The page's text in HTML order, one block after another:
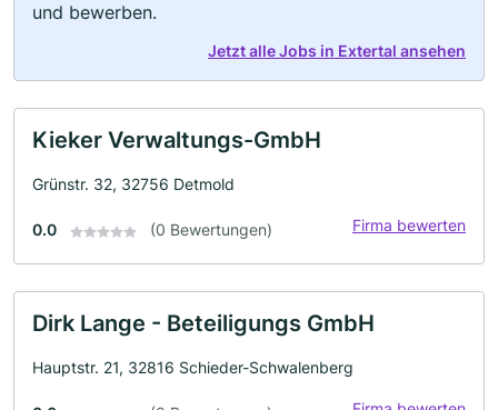
und bewerben.
Jetzt alle Jobs in Extertal ansehen
Kieker Verwaltungs-GmbH
Grünstr. 32, 32756 Detmold
0.0 (0 Bewertungen) Firma bewerten
Dirk Lange - Beteiligungs GmbH
Hauptstr. 21, 32816 Schieder-Schwalenberg